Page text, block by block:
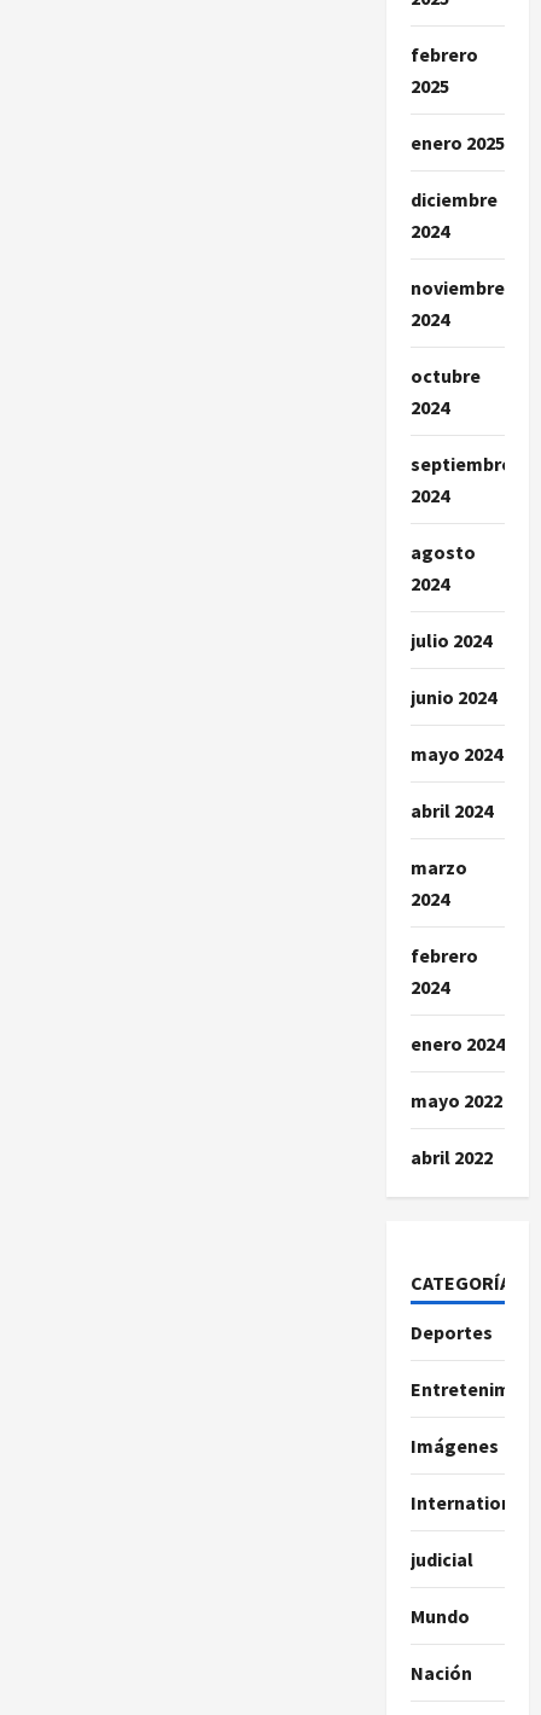
febrero
2025
enero 2025
diciembre
2024
noviembre
2024
octubre
2024
septiembre
2024
agosto
2024
julio 2024
junio 2024
mayo 2024
abril 2024
marzo
2024
febrero
2024
enero 2024
mayo 2022
abril 2022
CATEGORÍAS
Deportes
Imágenes
International
judicial
Mundo
Nación